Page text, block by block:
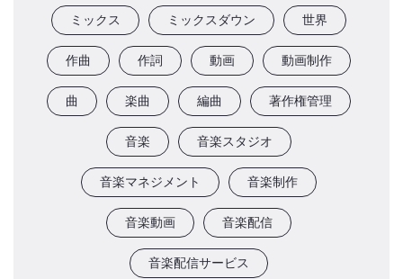
ミックス ミックスダウン 世界
作曲 作詞 動画 動画制作
曲 楽曲 編曲 著作権管理
音楽 音楽スタジオ
音楽マネジメント 音楽制作
音楽動画 音楽配信
音楽配信サービス